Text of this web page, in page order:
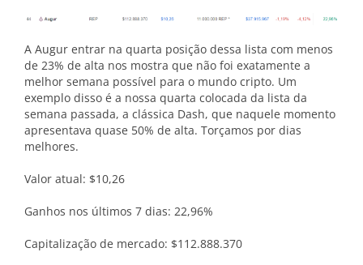
A Augur entrar na quarta posição dessa lista com menos
de 23% de alta nos mostra que não foi exatamente a
melhor semana possível para o mundo cripto. Um
exemplo disso é a nossa quarta colocada da lista da
semana passada, a clássica Dash, que naquele momento
apresentava quase 50% de alta. Torçamos por dias
melhores.
Valor atual: $10,26
Ganhos nos últimos 7 dias: 22,96%
Capitalização de mercado: $112.888.370